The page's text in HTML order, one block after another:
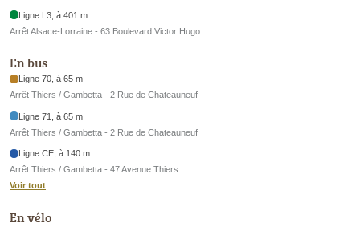
Ligne L3, à 401 m
Arrêt Alsace-Lorraine - 63 Boulevard Victor Hugo
En bus
Ligne 70, à 65 m
Arrêt Thiers / Gambetta - 2 Rue de Chateauneuf
Ligne 71, à 65 m
Arrêt Thiers / Gambetta - 2 Rue de Chateauneuf
Ligne CE, à 140 m
Arrêt Thiers / Gambetta - 47 Avenue Thiers
Voir tout
En vélo